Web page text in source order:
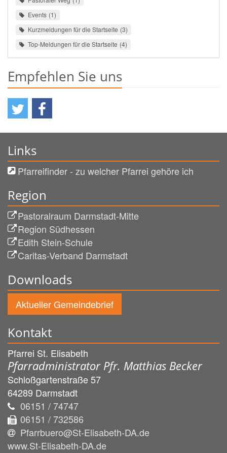
Events 1
Kurzmeldungen für die Startseite 3
Top-Meldungen für die Startseite 4
Empfehlen Sie uns
Links
Pfarreifinder - zu welcher Pfarrei gehöre ich
Region
Pastoralraum Darmstadt-Mitte
Region Südhessen
Edith Stein-Schule
Caritas-Verband Darmstadt
Downloads
Aktueller Gemeindebrief
Kontakt
Pfarrei St. Elisabeth
Pfarradministrator Pfr. Matthias Becker
Schloßgartenstraße 57
64289 Darmstadt
06151 / 74747
06151 / 732586
Pfarrbuero@St-Elisabeth-DA.de
www.St-Elisabeth-DA.de